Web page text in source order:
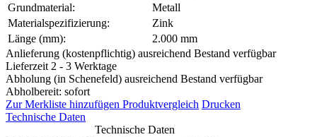
Grundmaterial:
Metall
Materialspezifizierung:
Zink
Länge (mm):
2.000 mm
Anlieferung (kostenpflichtig) ausreichend Bestand verfügbar
Lieferzeit 2 - 3 Werktage
Abholung (in Schenefeld) ausreichend Bestand verfügbar
Abholbereit: sofort
Zur Merkliste hinzufügen Produktvergleich Drucken
Technische Daten
Technische Daten